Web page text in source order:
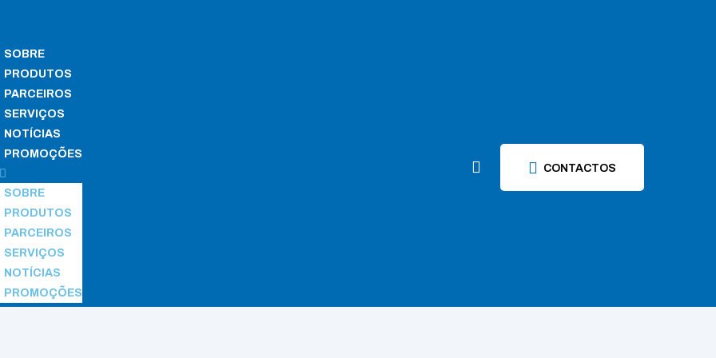
SOBRE
PRODUTOS
PARCEIROS
SERVIÇOS
NOTÍCIAS
PROMOÇÕES
SOBRE
PRODUTOS
PARCEIROS
SERVIÇOS
NOTÍCIAS
PROMOÇÕES
CONTACTOS